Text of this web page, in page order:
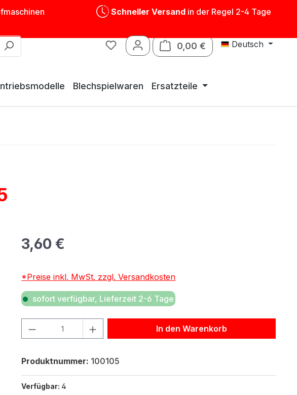
Schneller Versandin der Regel 2-4 Tage
0,00 € Warenkorb enthält 0
Deutsch
Blechspielwaren Ersatzteile
Regulärer Preis:
3,60 €
*Preise inkl. MwSt. zzgl. Versandkosten
sofort verfügbar, Lieferzeit 2-6 Tage
Produkt Anzahl: Gib den gewünschten Wert ein oder benutze die
In den Warenkorb
Produktnummer: 100105
Verfügbar: 4